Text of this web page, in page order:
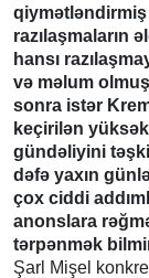
qiymətləndirmiş
razılaşmaların
hansı
və məlum
sonra istər
keçirilən
gündəliyini
dəfə yaxın
çox ciddi
anonslara
tərpənmək
Şarl Mişel